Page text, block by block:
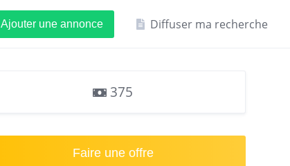
Ajouter une annonce Diffuser ma recherche
375
Faire une offre